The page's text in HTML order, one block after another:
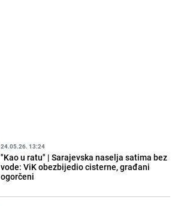
24.05.26. 13:24
"Kao u ratu" | Sarajevska naselja satima bez
vode: ViK obezbijedio cisterne, građani
ogorčeni